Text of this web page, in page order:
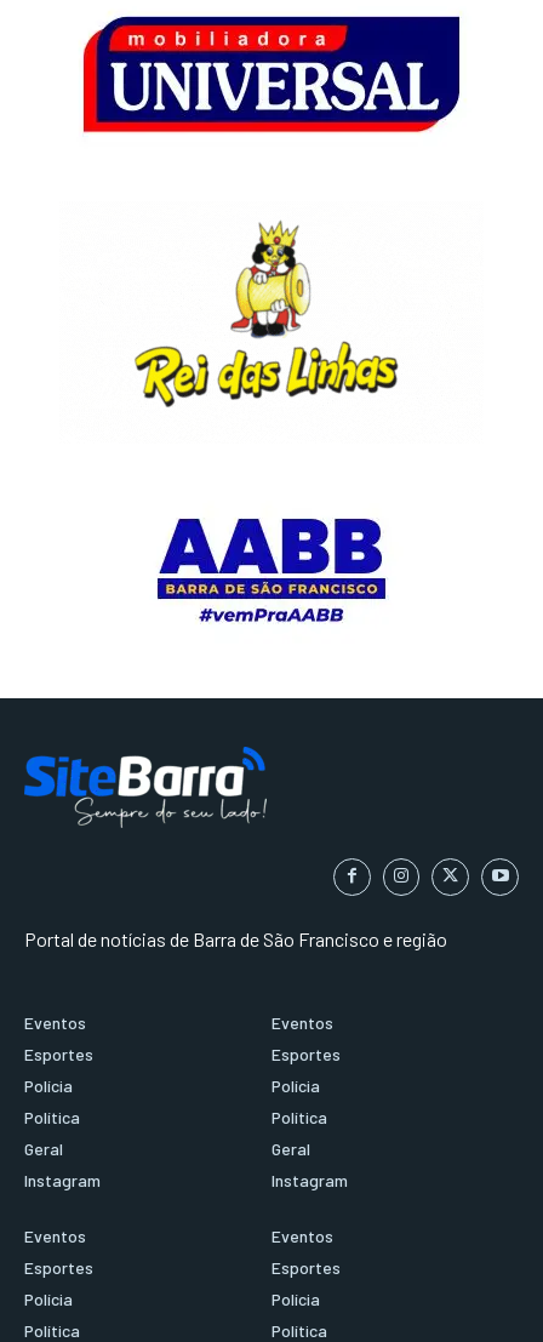
Portal de notícias de Barra de São Francisco e região
Eventos
Esportes
Polícia
Política
Geral
Instagram
Eventos
Esportes
Polícia
Política
Geral
Instagram
Eventos
Esportes
Polícia
Política
Eventos
Esportes
Polícia
Política